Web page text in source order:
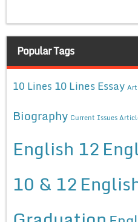
Popular Tags
10 Lines 10 Lines Essay
Biography Current Issues
English 12
10 & 12